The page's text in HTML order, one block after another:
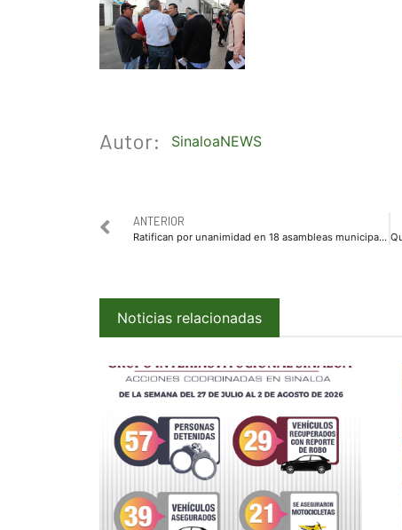
Autor: SinaloaNEWS
ANTERIOR
Ratifican por unanimidad en 18 asambleas municipales a Jesús Valdés
Noticias relacionadas